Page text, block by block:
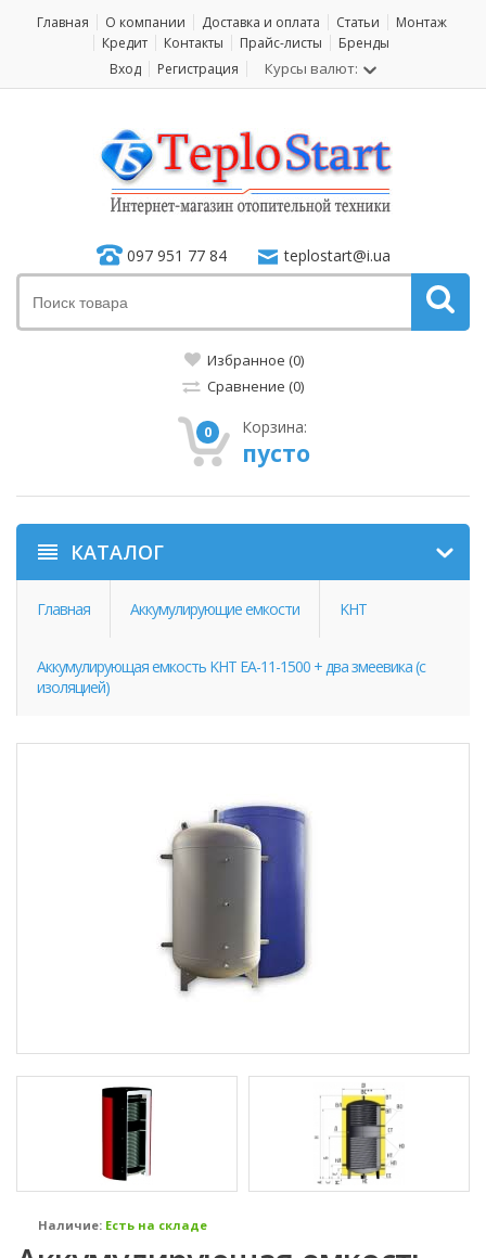
Главная О компании Доставка и оплата Статьи
Монтаж
Кредит
Контакты Прайс-листы
Бренды
Вход
Регистрация Курсы валют:
097 951 77 84 teplostart@i.ua
Избранное (0)
Сравнение (0)
0 Корзина:
пусто
КАТАЛОГ
Главная Аккумулирующие емкости KHT
Аккумулирующая емкость KHT EA-11-1500 + два змеевика (с
изоляцией)
Наличие: Есть на складе